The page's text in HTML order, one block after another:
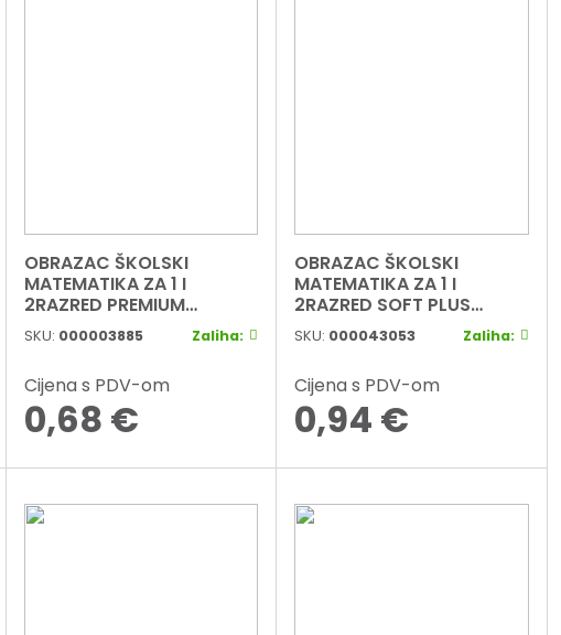
OBRAZAC ŠKOLSKI
MATEMATIKA ZA 1 I
2RAZRED PREMIUM
CONNECT GIRL
SKU: 000003885 Zaliha:
Cijena s PDV-om
0,68 €
OBRAZAC ŠKOLSKI
MATEMATIKA ZA 1 I
2RAZRED SOFT PLUS
CONNECT BOY
SKU: 000043053 Zaliha:
Cijena s PDV-om
0,94 €